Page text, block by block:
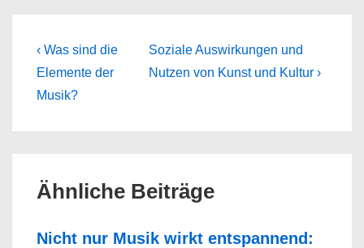
Beitragsnavigation
Previous
Post
is
‹ Was sind die
Elemente der
Musik?
Next
Post
Soziale Auswirkungen und
Nutzen von Kunst und Kultur ›
Ähnliche Beiträge
Nicht nur Musik wirkt entspannend: